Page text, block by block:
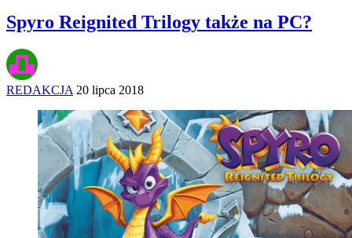
Spyro Reignited Trilogy także na PC?
REDAKCJA 20 lipca 2018